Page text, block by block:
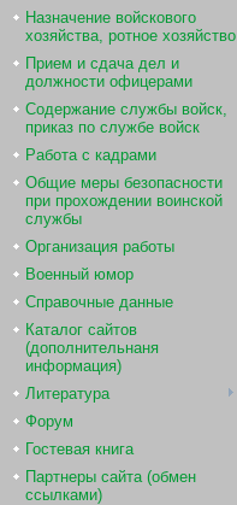
Назначение войскового
хозяйства, ротное хозяйство
Прием и сдача дел и
должности офицерами
Содержание службы войск,
приказ по службе войск
Работа с кадрами
Общие меры безопасности
при прохождении воинской
службы
Организация работы
Военный юмор
Справочные данные
Каталог сайтов
(дополнительнаня
информация)
Литература
Форум
Гостевая книга
Партнеры сайта (обмен
ссылками)